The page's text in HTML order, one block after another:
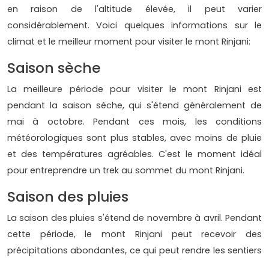
en raison de l'altitude élevée, il peut varier
considérablement. Voici quelques informations sur le
climat et le meilleur moment pour visiter le mont Rinjani:
Saison sèche
La meilleure période pour visiter le mont Rinjani est
pendant la saison sèche, qui s'étend généralement de
mai à octobre. Pendant ces mois, les conditions
météorologiques sont plus stables, avec moins de pluie
et des températures agréables. C'est le moment idéal
pour entreprendre un trek au sommet du mont Rinjani.
Saison des pluies
La saison des pluies s'étend de novembre à avril. Pendant
cette période, le mont Rinjani peut recevoir des
précipitations abondantes, ce qui peut rendre les sentiers